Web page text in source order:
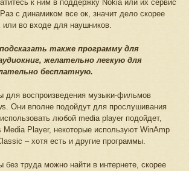
к ним в поддержку Nokia или их сервис
с динамиком все ок, значит дело скорее
или во входе для наушников.
также программу для
желательно легкую для
бесплатную.
для воспроизведения музыки-фильмов
Они вполне подойдут для прослушивания
любой media player подойдет,
Media Player, некоторые используют WinAmp
– хотя есть и другие программы.
без труда можно найти в интернете, скорее